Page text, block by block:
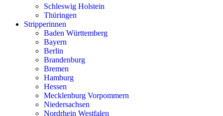
Schleswig Holstein
Thüringen
Stripperinnen
Baden Württemberg
Bayern
Berlin
Brandenburg
Bremen
Hamburg
Hessen
Mecklenburg Vorpommern
Niedersachsen
Nordrhein Westfalen